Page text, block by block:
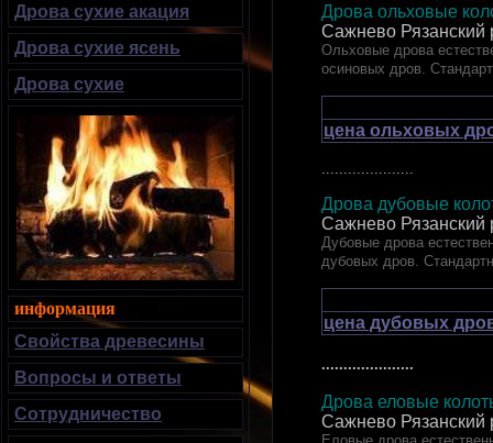
Дрова ольховые
Сажнево Рязанский
Ольховые дрова
осиновых дров.
цена ольховых
Дрова дубовые
Сажнево Рязанский
Дубовые дрова
дубовых дров.
цена дубовых
.....................
Дрова еловые
Сажнево Рязанский
Дрова сухие акация
Дрова сухие ясень
Дрова сухие
информация
Свойства древесины
Вопросы и ответы
Сотрудничество